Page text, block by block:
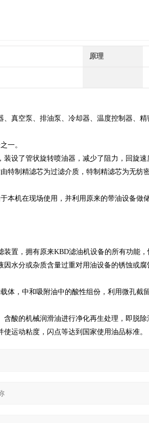
原理
真空泵、排油泵、冷却器、温度控制器、精
一。
设了管状旋转喷油器，减少了阻力，回旋速
特制精滤芯为过滤介质，特制精滤芯为无纺
本机在现场使用，并利用原来的带油设备做
置，拥有原来KBD滤油机设备的所有功能
水分或杂质含量过重对用油设备的锈蚀或
体，中和吸附油中的酸性组份，利用微孔截
酸的机械润滑油进行净化再生处理，即脱
运动粘度，闪点等达到国家使用油品标准。